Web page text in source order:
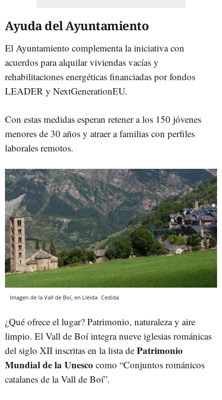
Ayuda del Ayuntamiento
El Ayuntamiento complementa la iniciativa con
acuerdos para alquilar viviendas vacías y
rehabilitaciones energéticas financiadas por fondos
LEADER y NextGenerationEU.
Con estas medidas esperan retener a los 150 jóvenes
menores de 30 años y atraer a familias con perfiles
laborales remotos.
Imagen de la Vall de Boí, en Lleida Cedida
¿Qué ofrece el lugar? Patrimonio, naturaleza y aire
limpio. El Vall de Boí integra nueve iglesias románicas
del siglo XII inscritas en la lista de Patrimonio
Mundial de la Unesco como “Conjuntos románicos
catalanes de la Vall de Boí”.